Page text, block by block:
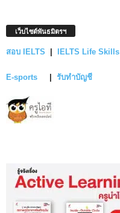
เว็บไซต์พันธมิตรฯ
สอบ IELTS IELTS Life Skills
E-sports รับทำบัญชี